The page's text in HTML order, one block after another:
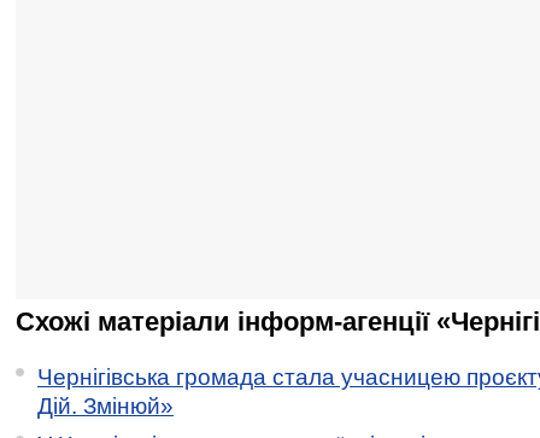
Схожі матеріали інформ-агенції
Чернігівська громада стала учасницею
Дій. Змінюй»